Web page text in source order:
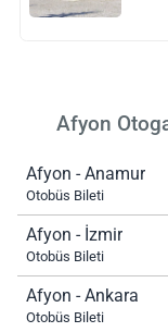
Afyon
Afyon - Anamur
Otobüs Bileti
Afyon - İzmir
Otobüs Bileti
Afyon - Ankara
Otobüs Bileti